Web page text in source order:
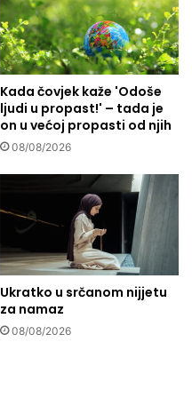
Kada čovjek kaže 'Odoše
ljudi u propast!' – tada je
on u većoj propasti od njih
08/08/2026
Ukratko u srčanom nijjetu
za namaz
08/08/2026